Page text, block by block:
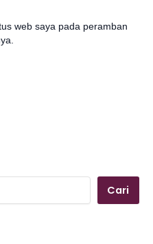
web saya pada peramban
Cari